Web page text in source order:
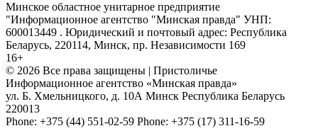
Минское областное унитарное предприятие
"Информационное агентство "Минская правда" УНП:
600013449 . Юридический и почтовый адрес: Республика
Беларусь, 220114, Минск, пр. Независимости 169
16+
© 2026 Все права защищены | Пристоличье
Информационное агентство «Минская правда»
ул. Б. Хмельницкого, д. 10А Минск Республика Беларусь
220013
Phone: +375 (44) 551-02-59 Phone: +375 (17) 311-16-59